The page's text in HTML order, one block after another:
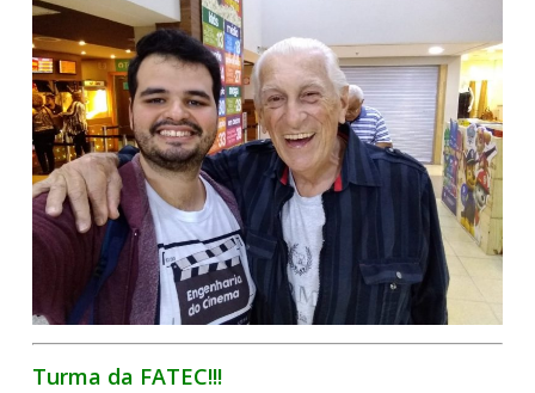
Turma da FATEC!!!